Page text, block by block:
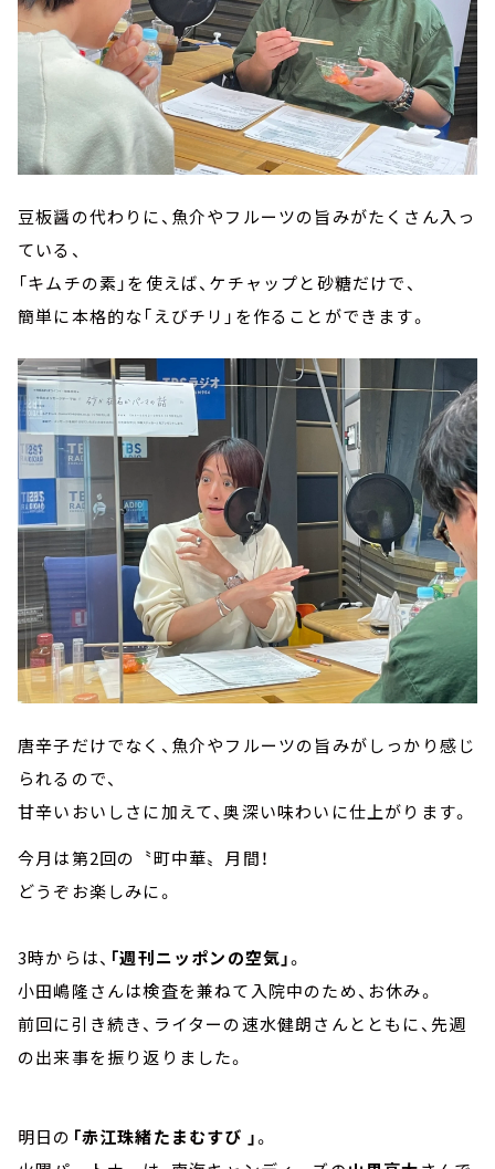
豆板醤の代わりに、魚介やフルーツの旨みがたくさん入っ
ている、
「キムチの素」を使えば、ケチャップと砂糖だけで、
簡単に本格的な「えびチリ」を作ることができます。
唐辛子だけでなく、魚介やフルーツの旨みがしっかり感じ
られるので、
甘辛いおいしさに加えて、奥深い味わいに仕上がります。
今月は第2回の〝町中華〟月間！
どうぞお楽しみに。
3時からは、 「週刊ニッポンの空気」。
小田嶋隆さんは検査を兼ねて入院中のため、お休み。
前回に引き続き、ライターの速水健朗さんとともに、先週
の出来事を振り返りました。
明日の 「赤江珠緒たまむすび 」。